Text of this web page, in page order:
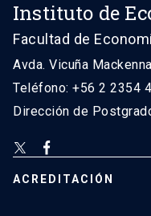
Instituto de
Facultad de
Avda. Vicuña
Teléfono: +56 2 2354
Dirección de
ACREDITACIÓN